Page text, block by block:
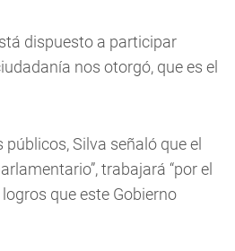
dispuesto a participar
nos otorgó, que es el
Silva señaló que el
trabajará “por el
que este Gobierno